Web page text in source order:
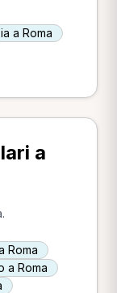
a Roma
a
Roma
a Roma